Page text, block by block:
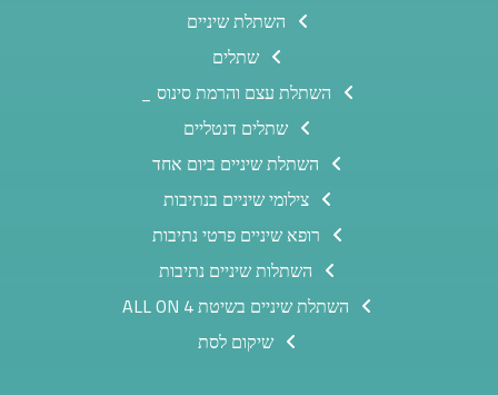
השתלת שיניים
שתלים
השתלת עצם והרמת סינוס _
שתלים דנטליים
השתלת שיניים ביום אחד
צילומי שיניים בנתיבות
רופא שיניים פרטי נתיבות
השתלות שיניים נתיבות
השתלת שיניים בשיטת ALL ON 4
שיקום לסת